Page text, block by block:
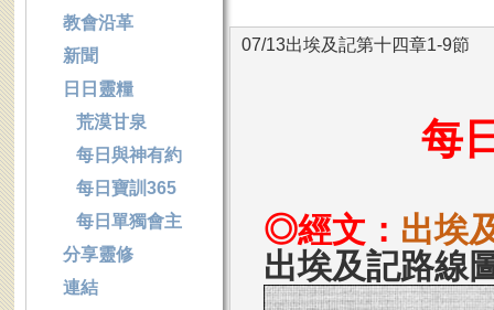
07/13出埃及記第十四章1-9節
每
◎經文： 出埃
出埃及記路線
教會沿革
新聞
日日靈糧
荒漠甘泉
每日與神有約
每日寶訓365
每日單獨會主
分享靈修
連結